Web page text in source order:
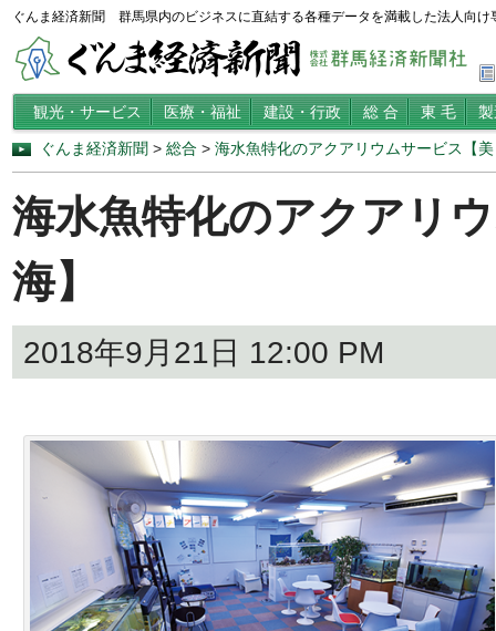
ぐんま経済新聞 群馬県内のビジネスに直結する各種データを満載した法人向け
観光・サービス 医療・福祉 建設・行政 総 合 東 毛
ぐんま経済新聞 > 総合 > 海水魚特化のアクアリウムサービス【
海水魚特化のアクアリ
海】
2018年9月21日 12:00 PM